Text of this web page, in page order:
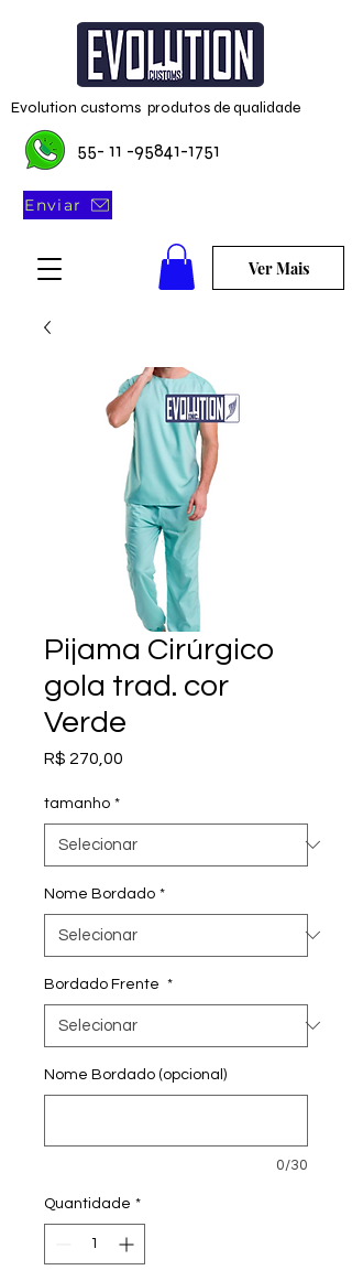
55- 11 -95841-1751
Enviar
Ver Mais
Evolution customs produtos de qualidade
Pijama Cirúrgico
gola trad. cor
Verde
R$ 270,00
tamanho *
Nome Bordado *
Bordado Frente *
Nome Bordado (opcional)
0/30
Quantidade *